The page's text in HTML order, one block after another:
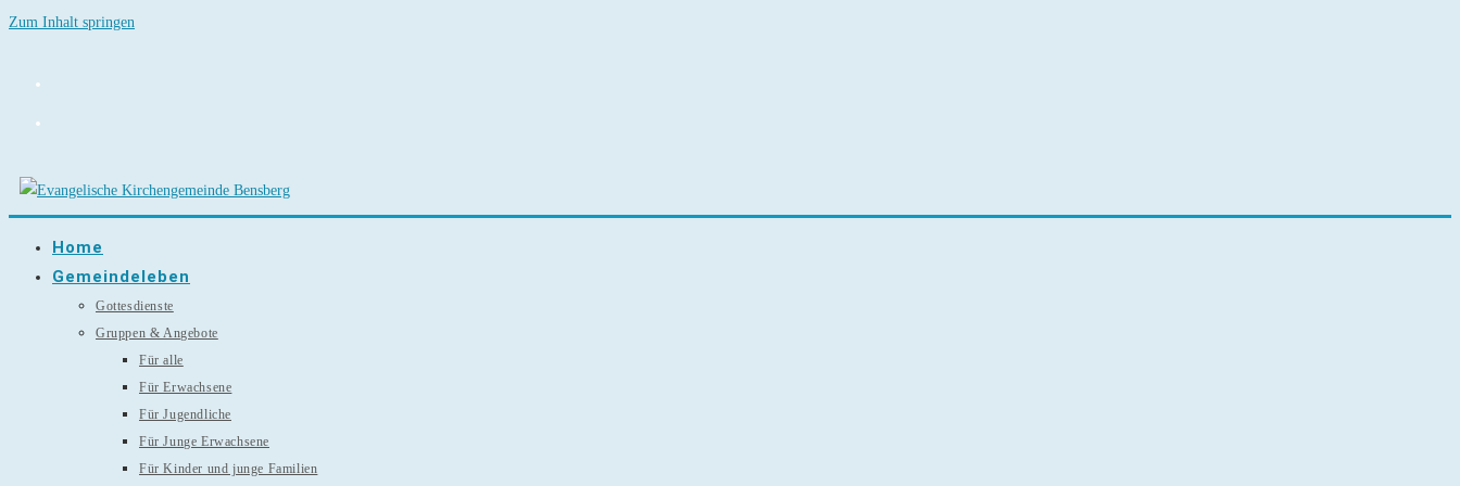
Zum Inhalt springen
Home
Gemeindeleben
Gottesdienste
Gruppen & Angebote
Für alle
Für Erwachsene
Für Jugendliche
Für Junge Erwachsene
Für Kinder und junge Familien